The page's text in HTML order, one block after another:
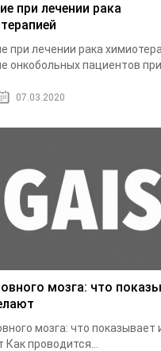
при лечении рака
при лечении рака
онкобольных пациентов при
07.03.2020
мозга: что
мозга: что показывает
проводится...